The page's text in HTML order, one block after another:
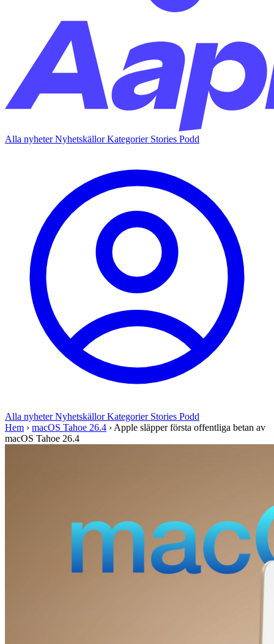
Alla nyheterNyhetskällorKategorier Stories Podd
Alla nyheterNyhetskällorKategorier Stories Podd
Hem › macOS Tahoe 26.4 › Apple släpper första offentliga betan av
macOS Tahoe 26.4